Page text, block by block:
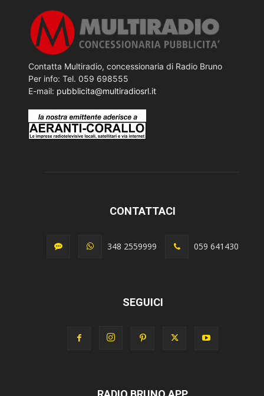
Contatta Multiradio, concessionaria di Radio Bruno
Per info: Tel. 059 698555
E-mail: pubblicita@multiradiosrl.it
CONTATTACI
348 2559999 059 641430
SEGUICI